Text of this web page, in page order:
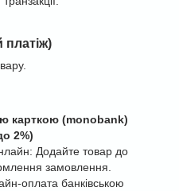
платіж)
карткою (monobank)
2%)
Додайте товар до
замовлення.
оплата банківською